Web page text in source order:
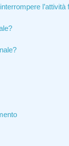
l’attività